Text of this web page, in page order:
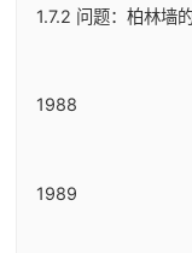
1.7.2 问题：柏林墙
1988
1989